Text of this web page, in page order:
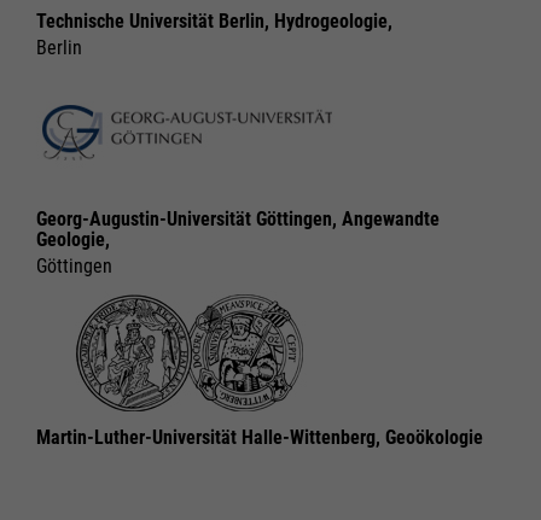
Technische Universität Berlin, Hydrogeologie,
Berlin
Georg-Augustin-Universität Göttingen, Angewandte
Geologie,
Göttingen
Martin-Luther-Universität Halle-Wittenberg, Geoökologie